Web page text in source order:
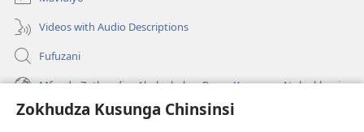
Zokhudza Kusunga Chinsinsi
Videos with Audio Descriptions
Fufuzani
Mfundo Zothandiza Akuluakulu a Boma Komanso Atolankhani
Zokuthandizani